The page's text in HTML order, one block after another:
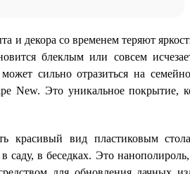
и декора со временем теряют
блеклым или совсем
сильно отразиться на
New. Это уникальное покрытие,
красивый вид пластиковым
саду, в беседках. Это